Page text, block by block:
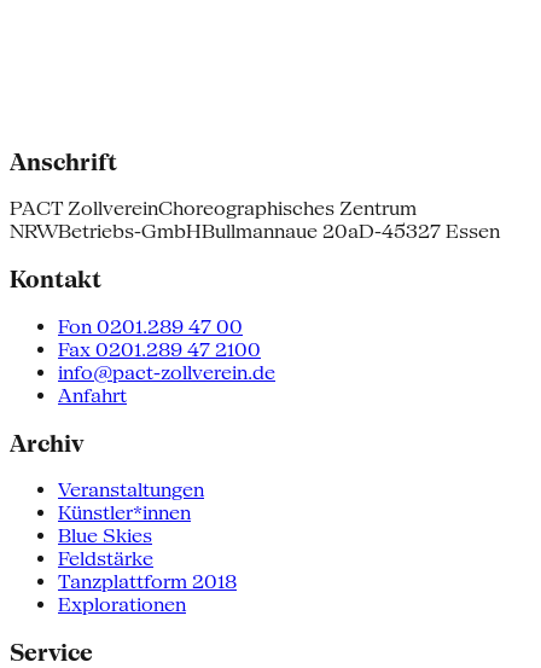
Anschrift
PACT ZollvereinChoreographisches Zentrum
NRWBetriebs-GmbHBullmannaue 20aD-45327 Essen
Kontakt
Fon 0201.289 47 00
Fax 0201.289 47 2100
info@pact-zollverein.de
Anfahrt
Archiv
Veranstaltungen
Künstler*innen
Blue Skies
Feldstärke
Tanzplattform 2018
Explorationen
Service